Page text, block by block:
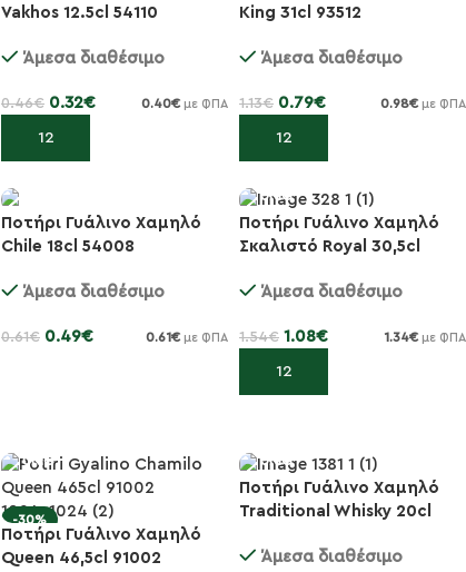
-30%
Vakhos 12.5cl 54110
Άμεσα διαθέσιμο
0.46€ 0.32€ 0.40€ με ΦΠΑ
Προσθήκη στο καλάθι
-30%
King 31cl 93512
Άμεσα διαθέσιμο
1.13€ 0.79€ 0.98€ με ΦΠΑ
Προσθήκη στο καλάθι
-20%
Ποτήρι Γυάλινο Χαμηλό
Chile 18cl 54008
Άμεσα διαθέσιμο
0.61€ 0.49€ 0.61€ με ΦΠΑ
-30%
Ποτήρι Γυάλινο Χαμηλό
Σκαλιστό Royal 30,5cl
Άμεσα διαθέσιμο
1.54€ 1.08€ 1.34€ με ΦΠΑ
Προσθήκη στο καλάθι
-30%
Ποτήρι Γυάλινο Χαμηλό
Queen 46,5cl 91002
-30%
Ποτήρι Γυάλινο Χαμηλό
Traditional Whisky 20cl
Άμεσα διαθέσιμο